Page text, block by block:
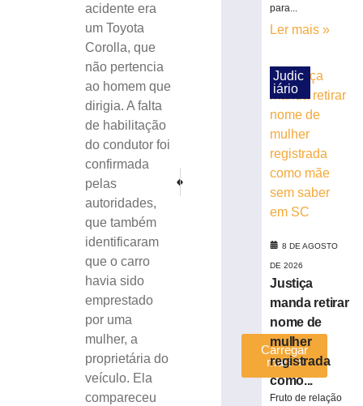
acidente era
um Toyota
Corolla, que
não pertencia
ao homem que
dirigia. A falta
de habilitação
do condutor foi
confirmada
pelas
autoridades,
que também
identificaram
que o carro
havia sido
emprestado
por uma
mulher, a
proprietária do
veículo. Ela
compareceu
Acidente na SC-108: Motorista perde o
Enem 2024: como saber o local de provas deste
Dupla
ameaça
exige
transferências
bancárias
após
apresentar
problemas
Carregar
mais »
para...
Ler mais »
Judic
iário
8 DE AGOSTO
DE 2026
Justiça
manda retirar
nome de
mulher
registrada
como...
Fruto de relação